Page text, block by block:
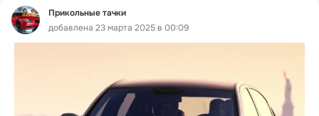
Прикольные тачки
добавлена 23 марта 2025 в 00:09